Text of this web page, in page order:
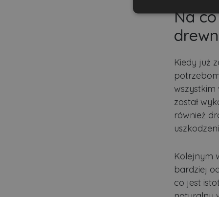
Na
Kiedy już
wszystkim
został
również
Kolejnym
bardziej
co jest
Niezbędne
Niezbędne pliki cookie
zarządzanie kontem.
Nazwa
CookieScriptConsent